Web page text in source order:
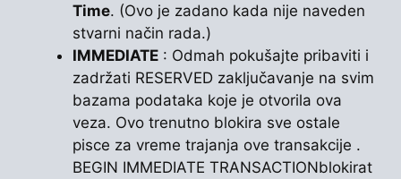
Time. (Ovo je zadano kada nije naveden
stvarni način rada.)
IMMEDIATE : Odmah pokušajte pribaviti i
zadržati RESERVED zaključavanje na svim
bazama podataka koje je otvorila ova
veza. Ovo trenutno blokira sve ostale
pisce za vreme trajanja ove transakcije .
BEGIN IMMEDIATE TRANSACTIONblokirat